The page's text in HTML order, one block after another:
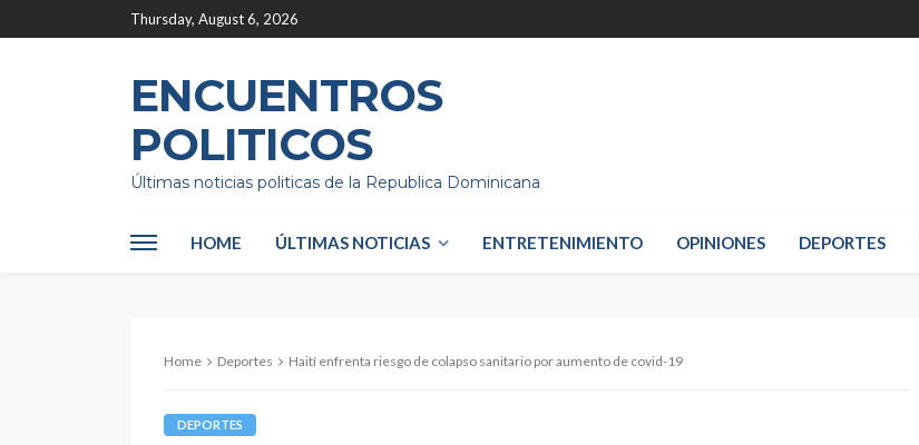
Thursday, August 6, 2026
ENCUENTROS
POLITICOS
Últimas noticias politicas de la Republica Dominicana
HOME ÚLTIMAS NOTICIAS ENTRETENIMIENTO OPINIONES DEPORTES
Home Deportes Haití enfrenta riesgo de colapso sanitario por aumento de covid-19
DEPORTES